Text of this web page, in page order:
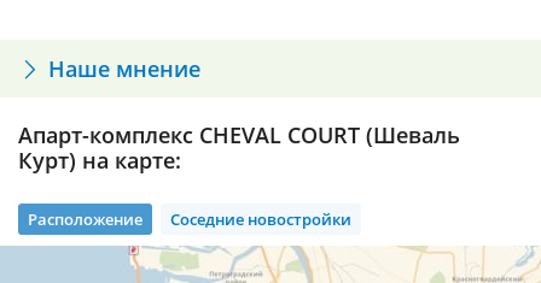
Наше мнение
Апарт-комплекс CHEVAL COURT (Шеваль
Курт) на карте:
Расположение Соседние новостройки